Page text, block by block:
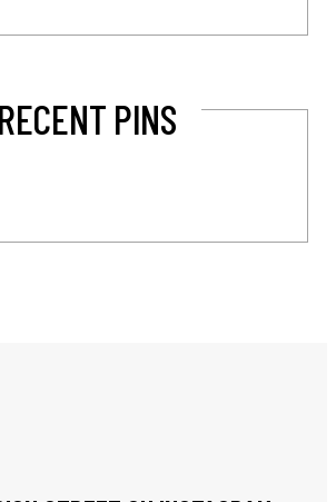
RECENT PINS